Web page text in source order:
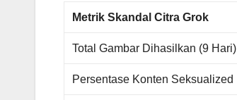
Metrik Skandal Citra Grok
Total Gambar Dihasilkan (9 Hari)
Persentase Konten Seksualized